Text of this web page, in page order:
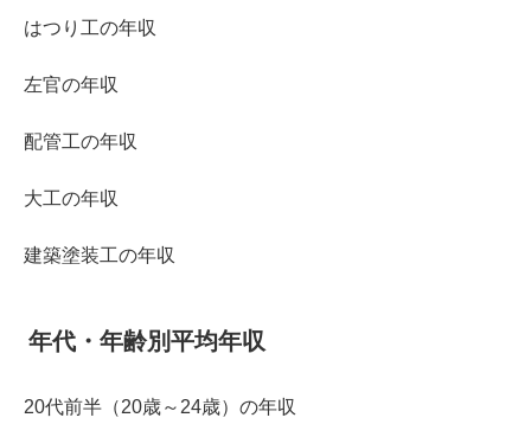
はつり工の年収
左官の年収
配管工の年収
大工の年収
建築塗装工の年収
年代・年齢別平均年収
20代前半（20歳～24歳）の年収